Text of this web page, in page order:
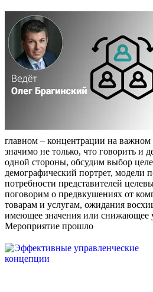
главном – концентрации на важном
значимо не только, что говорить и
одной стороны, обсудим выбор
демографический портрет, модели
потребности представителей
поговорим о предвкушениях от
товарам и услугам, ожидания
имеющее значения или снижающее
Мероприятие прошло